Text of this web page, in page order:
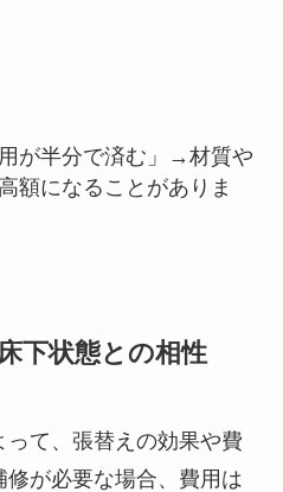
が半分で済む」→材質や
額になることがありま
下状態との相性
て、張替えの効果や費
が必要な場合、費用は